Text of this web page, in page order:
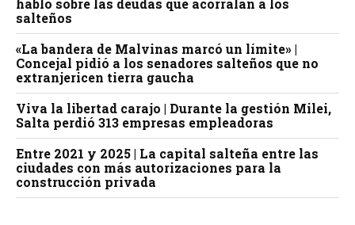
habló sobre las deudas que acorralan a los
salteños
«La bandera de Malvinas marcó un límite» |
Concejal pidió a los senadores salteños que no
extranjericen tierra gaucha
Viva la libertad carajo | Durante la gestión Milei,
Salta perdió 313 empresas empleadoras
Entre 2021 y 2025 | La capital salteña entre las
ciudades con más autorizaciones para la
construcción privada